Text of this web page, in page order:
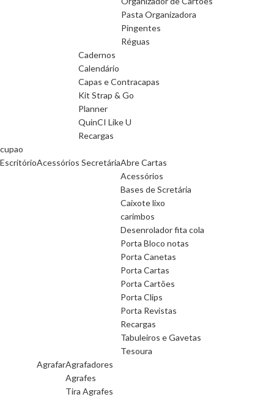
Pasta Organizadora
Pingentes
Réguas
Cadernos
Calendário
Capas e Contracapas
Kit Strap & Go
Planner
QuinCI Like U
Recargas
cupao
EscritórioAcessórios SecretáriaAbre Cartas
Acessórios
Bases de Scretária
Caixote lixo
carimbos
Desenrolador fita cola
Porta Bloco notas
Porta Canetas
Porta Cartas
Porta Cartões
Porta Clips
Porta Revistas
Recargas
Tabuleiros e Gavetas
Tesoura
AgrafarAgrafadores
Agrafes
Tira Agrafes